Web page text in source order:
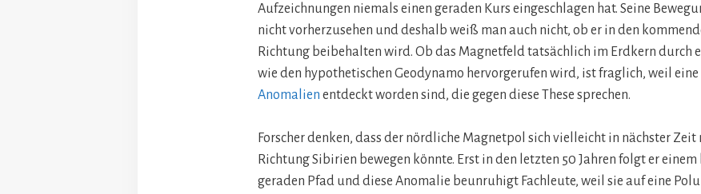
Aufzeichnungen niemals einen geraden Kurs eingeschlagen hat. Seine
nicht vorherzusehen und deshalb weiß man auch nicht, ob er in den
Richtung beibehalten wird. Ob das Magnetfeld tatsächlich im Erdkern durch
wie den hypothetischen Geodynamo hervorgerufen wird, ist fraglich, weil eine
Anomalien entdeckt worden sind, die gegen diese These sprechen.
Forscher denken, dass der nördliche Magnetpol sich vielleicht in nächster Zeit
Richtung Sibirien bewegen könnte. Erst in den letzten 50 Jahren folgt er
geraden Pfad und diese Anomalie beunruhigt Fachleute, weil sie auf eine